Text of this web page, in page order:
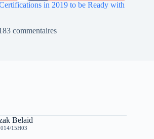
in 2019 to be Ready with
commentaires
Belaid
15H03